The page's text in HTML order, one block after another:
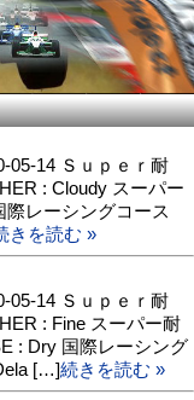
05-14 Ｓｕｐｅｒ耐
: Cloudy スーパー
レーシングコース
きを読む »
05-14 Ｓｕｐｅｒ耐
: Fine スーパー耐
: Dry 国際レーシング
[…]続きを読む »